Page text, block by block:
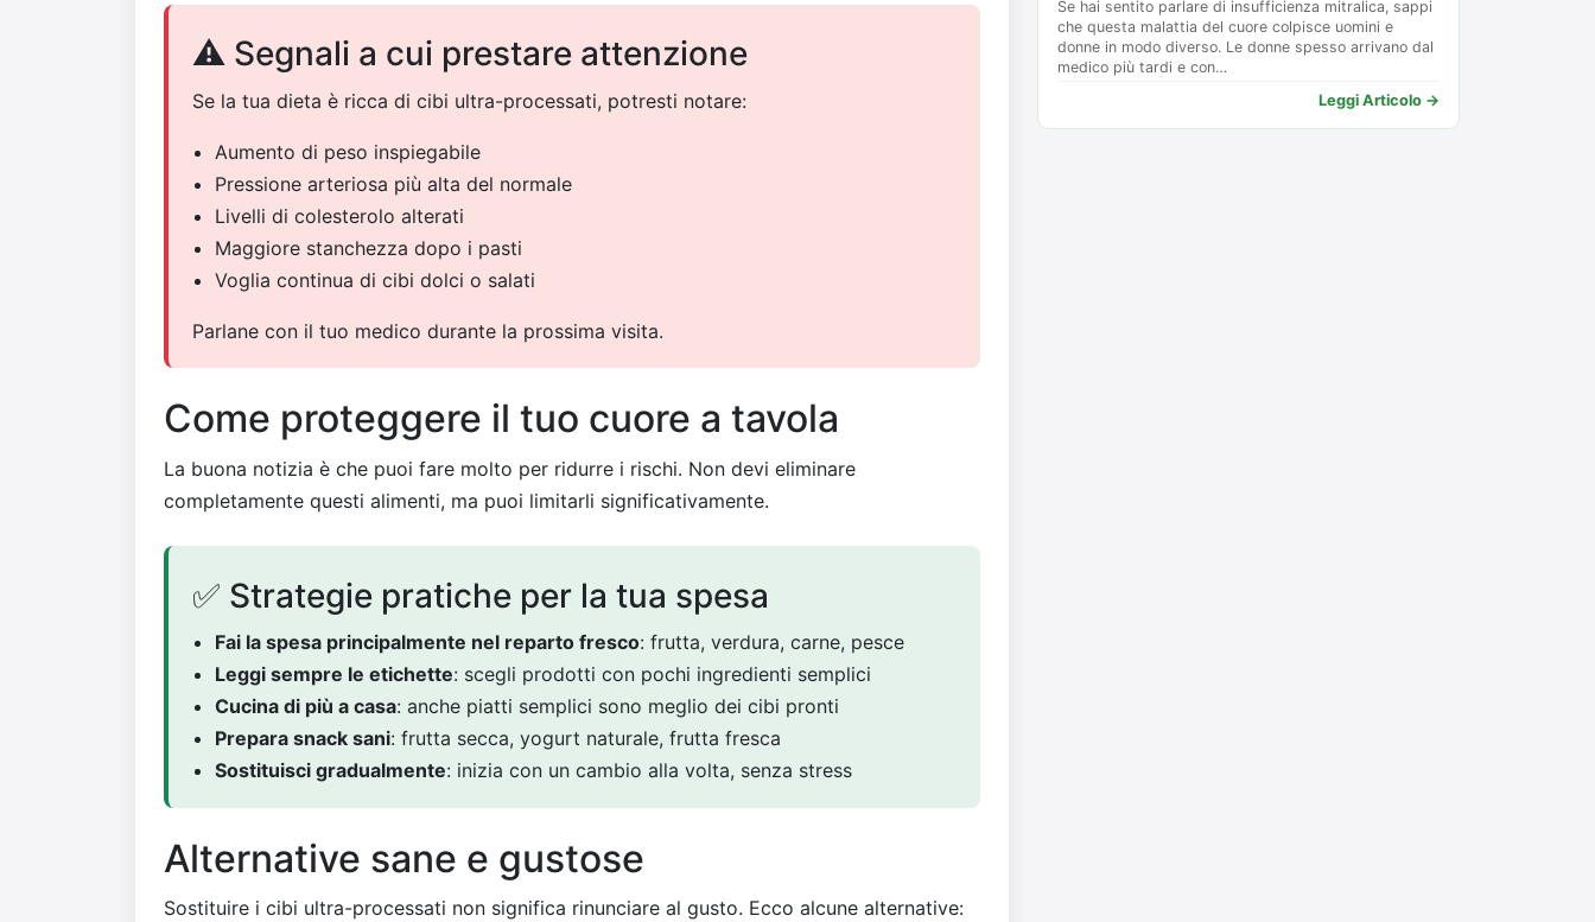
⚠️ Segnali a cui prestare attenzione
Se la tua dieta è ricca di cibi ultra-processati, potresti notare:
Aumento di peso inspiegabile
Pressione arteriosa più alta del normale
Livelli di colesterolo alterati
Maggiore stanchezza dopo i pasti
Voglia continua di cibi dolci o salati
Parlane con il tuo medico durante la prossima visita.
Come proteggere il tuo cuore a tavola
La buona notizia è che puoi fare molto per ridurre i rischi. Non devi eliminare
completamente questi alimenti, ma puoi limitarli significativamente.
✅ Strategie pratiche per la tua spesa
Fai la spesa principalmente nel reparto fresco: frutta, verdura, carne, pesce
Leggi sempre le etichette: scegli prodotti con pochi ingredienti semplici
Cucina di più a casa: anche piatti semplici sono meglio dei cibi pronti
Prepara snack sani: frutta secca, yogurt naturale, frutta fresca
Sostituisci gradualmente: inizia con un cambio alla volta, senza stress
Alternative sane e gustose
Sostituire i cibi ultra-processati non significa rinunciare al gusto. Ecco alcune alternative:
Se hai sentito parlare di insufficienza mitralica, sappi
che questa malattia del cuore colpisce uomini e
donne in modo diverso. Le donne spesso arrivano dal
medico più tardi e con…
Leggi Articolo →